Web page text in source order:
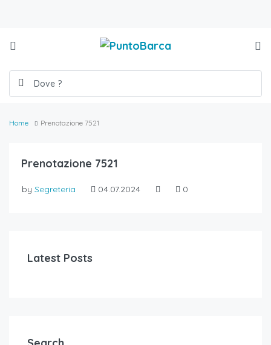
Home Prenotazione 7521
Prenotazione 7521
by Segreteria 04.07.2024 0
Latest Posts